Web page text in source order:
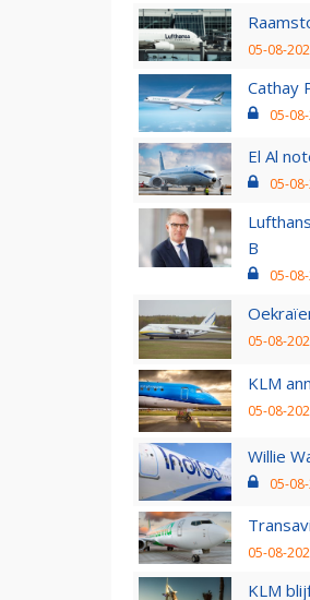
05-08-
Cathay
05-
El Al
05-
B
05-
05-08-
KLM
05-08-
Willie
05-
05-08-
KLM